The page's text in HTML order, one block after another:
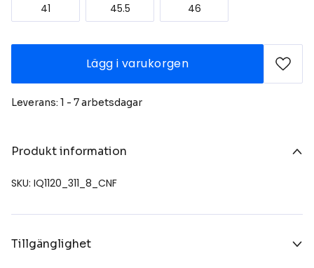
41 45.5 46
Lägg i varukorgen
Leverans: 1 - 7 arbetsdagar
Produkt information
SKU: IQ1120_311_8_CNF
Tillgänglighet